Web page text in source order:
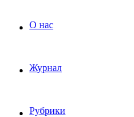
О нас
Журнал
Рубрики